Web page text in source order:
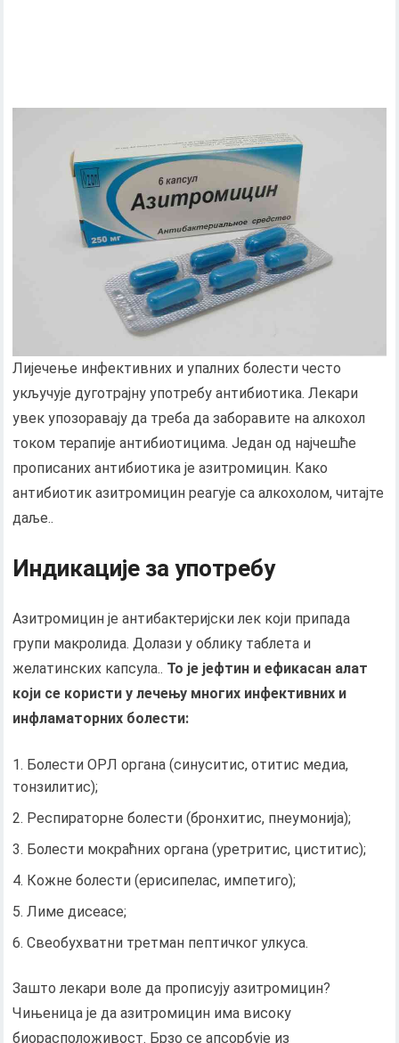
Лијечење инфективних и упалних болести често
укључује дуготрајну употребу антибиотика. Лекари
увек упозоравају да треба да заборавите на алкохол
током терапије антибиотицима. Један од најчешће
прописаних антибиотика је азитромицин. Како
антибиотик азитромицин реагује са алкохолом, читајте
даље..
Индикације за употребу
Азитромицин је антибактеријски лек који припада
групи макролида. Долази у облику таблета и
желатинских капсула.. То је јефтин и ефикасан алат
који се користи у лечењу многих инфективних и
инфламаторних болести:
Болести ОРЛ органа (синуситис, отитис медиа,
тонзилитис);
Респираторне болести (бронхитис, пнеумонија);
Болести мокраћних органа (уретритис, циститис);
Кожне болести (ерисипелас, импетиго);
Лиме дисеасе;
Свеобухватни третман пептичког улкуса.
Зашто лекари воле да прописују азитромицин?
Чињеница је да азитромицин има високу
биорасположивост. Брзо се апсорбује из